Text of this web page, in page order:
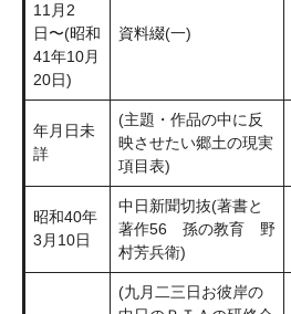
11月2
日〜(昭和
41年10月
20日)
資料綴(一)
年月日未
詳
(主題・作品の中に反
映させたい郷土の現実
項目表)
昭和40年
3月10日
中日新聞切抜(著書と
著作56 孫の教育 野
村芳兵衛)
(九月二三日お彼岸の